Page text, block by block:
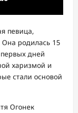
певица,
Она родилась 15
дней
харизмой и
стали основой
Огонек